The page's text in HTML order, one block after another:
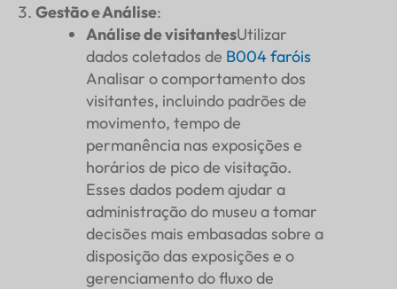
Gestão e Análise:
Análise de visitantesUtilizar
dados coletados de B004faróis
Analisar o comportamento dos
visitantes, incluindo padrões de
movimento, tempo de
permanência nas exposições e
horários de pico de visitação.
Esses dados podem ajudar a
administração do museu a tomar
decisões mais embasadas sobre a
disposição das exposições e o
gerenciamento do fluxo de